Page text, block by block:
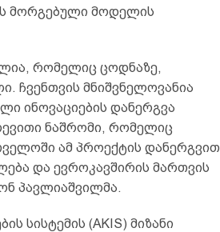
მორგებული მოდელის
რომელიც ცოდნაზე,
ჩვენთვის მნიშვნელოვანია
ინოვაციების დანერგვა
ნაშრომი, რომელიც
ამ პროექტის დანერგვით
და ევროკავშირის მართვის
პავლიაშვილმა.
სისტემის (AKIS) მიზანი